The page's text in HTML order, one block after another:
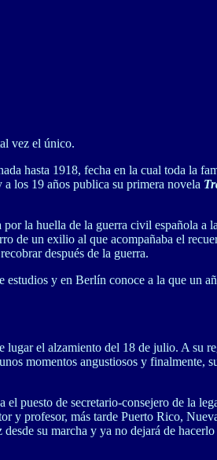
vez el único.
hasta 1918, fecha en la cual toda la
los 19 años publica su primera novela
la huella de la guerra civil española a
de un exilio al que acompañaba el
después de la guerra.
y en Berlín conoce a la que un
el alzamiento del 18 de julio. A su
momentos angustiosos y finalmente,
puesto de secretario-consejero de la
y profesor, más tarde Puerto Rico,
su marcha y ya no dejará de